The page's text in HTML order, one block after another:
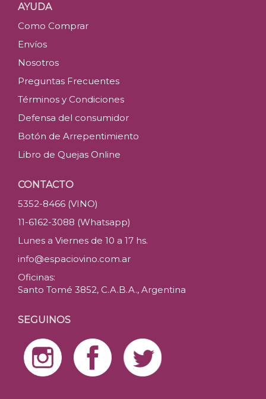
AYUDA
Como Comprar
Envíos
Nosotros
Preguntas Frecuentes
Términos y Condiciones
Defensa del consumidor
Botón de Arrepentimiento
Libro de Quejas Online
CONTACTO
5352-8466 (VINO)
11-6162-3088 (Whatsapp)
Lunes a Viernes de 10 a 17 hs.
info@espaciovino.com.ar
Oficinas:
Santo Tomé 3852, C.A.B.A., Argentina
SEGUINOS